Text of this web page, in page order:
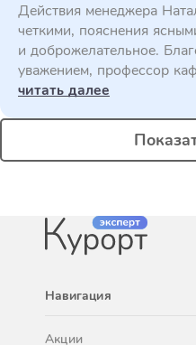
Действия менеджера
четкими, пояснения
и доброжелательное.
уважением, профессор
читать далее
Навигация
Акции